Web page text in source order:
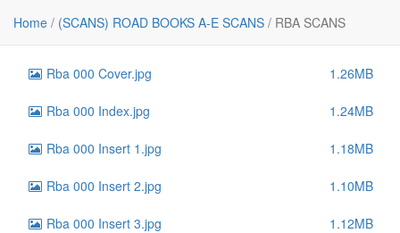
Home / (SCANS) ROAD BOOKS A-E SCANS / RBA SCANS
Rba 000 Cover.jpg 1.26MB
Rba 000 Index.jpg 1.24MB
Rba 000 Insert 1.jpg 1.18MB
Rba 000 Insert 2.jpg 1.10MB
Rba 000 Insert 3.jpg 1.12MB